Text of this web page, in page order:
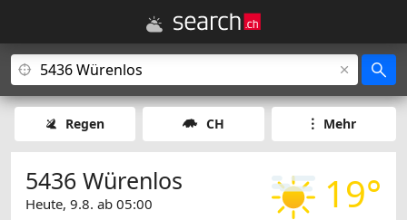
Regen CH Mehr
19°
5436 Würenlos
Heute, 9.8. ab 05:00